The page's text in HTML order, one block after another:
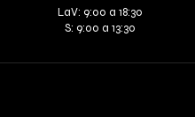
LaV: 9:00 a 18:30
S: 9:00 a 13:30